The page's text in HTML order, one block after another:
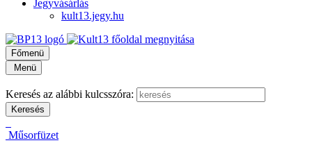
Jegyvásárlás
kult13.jegy.hu
Főmenü
Menü
Keresés az alábbi kulcsszóra:
Műsorfüzet